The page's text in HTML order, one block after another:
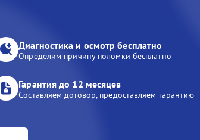
Диагностика и осмотр бесплатно
Определим причину поломки бесплатно
Гарантия до 12 месяцев
Составляем договор, предоставляем гарантию